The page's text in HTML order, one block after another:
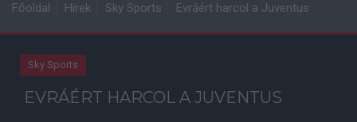
Főoldal Hírek Sky Sports Evráért harcol a Juventus
Sky Sports
EVRÁÉRT HARCOL A JUVENTUS